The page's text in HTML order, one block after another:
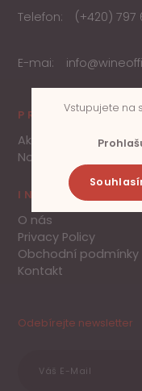
Telefon: (+420) 797
E-mai:
PRODUKTY
Akce
Novinky
INFORMACE
O nás
Privacy Policy
Obchodní podmínky
Kontakt
Odebírejte newsletter
Váš E-Mail
Vstupujete na